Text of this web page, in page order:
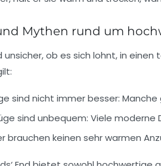
Mythen rund um
unsicher, ob es sich lohnt, in
sind nicht immer besser: Manche
sind unbequem: Viele moderne
brauchen keinen sehr warmen